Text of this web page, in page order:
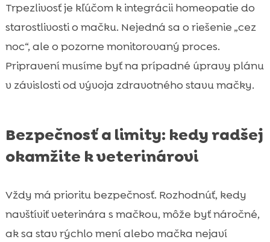
Trpezlivosť je kľúčom k integrácii homeopatie do
starostlivosti o mačku. Nejedná sa o riešenie „cez
noc“, ale o pozorne monitorovaný proces.
Pripravení musíme byť na prípadné úpravy plánu
v závislosti od vývoja zdravotného stavu mačky.
Bezpečnosť a limity: kedy radšej
okamžite k veterinárovi
Vždy má prioritu bezpečnosť. Rozhodnúť, kedy
navštíviť veterinára s mačkou, môže byť náročné,
ak sa stav rýchlo mení alebo mačka nejaví